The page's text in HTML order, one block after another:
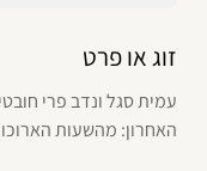
זוג או פרט
עמית סגל ונדב פרי
האחרון: מהשעות